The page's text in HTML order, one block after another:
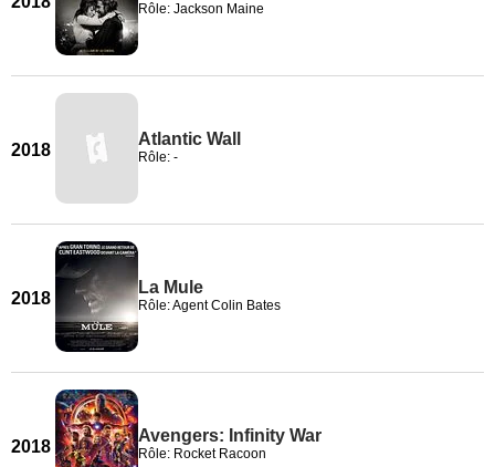
Rôle: Jackson Maine
2018
Atlantic Wall
Rôle: -
2018
La Mule
Rôle: Agent Colin Bates
2018
Avengers: Infinity War
Rôle: Rocket Racoon